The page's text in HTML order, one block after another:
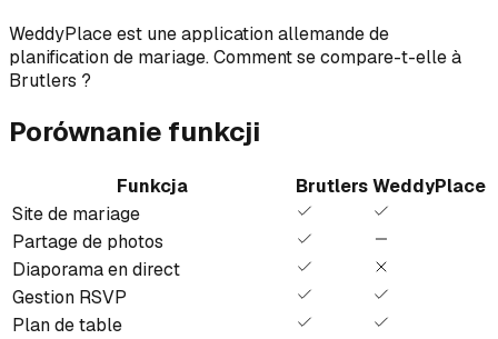
WeddyPlace est une application allemande de
planification de mariage. Comment se compare-t-elle à
Brutlers ?
Porównanie funkcji
Funkcja BrutlersWeddyPlace
Site de mariage
Partage de photos
Diaporama en direct
Gestion RSVP
Plan de table